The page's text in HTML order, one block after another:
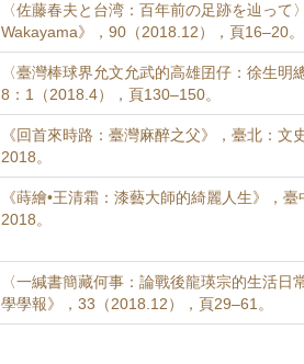
〈佐藤春夫と台湾：百年前の足跡を辿って
Wakayama》，90（2018.12），頁16–20。
〈臺灣棒球界允文允武的高雄囝仔：徐生明
8：1（2018.4），頁130–150。
《回首來時路：臺灣麻醉之父》，臺北：文
2018。
《蒔繪•王清霜：漆藝大師的綺麗人生》，
2018。
〈一緘書簡藏何事：論戰後龍瑛宗的生活日
學學報》，33（2018.12），頁29–61。